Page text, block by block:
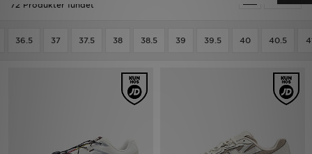
72 Produkter fundet
36.5 37 37.5 38 38.5 39 39.5 40 40.5